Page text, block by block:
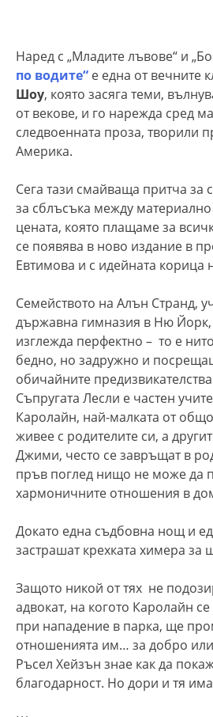
Наред с „Младите лъвове“ и
по водите“ е една от вечните
Шоу, която засяга теми,
от векове, и го нарежда сред
следвоенната проза, творили
Америка.
Сега тази смайваща притча за
за сблъсъка между материално
цената, която плащаме за
се появява в ново издание в
Евтимова и с идейната
Семейството на Алън Странд,
държавна гимназия в Ню
изглежда перфектно – то е
бедно, но задружно и
обичайните
Съпругата Лесли е частен
Каролайн, най-малката от
живее с родителите си, а
Джими, често се завръщат в
пръв поглед нищо не може да
хармоничните отношения в
Докато една съдбовна нощ и
застрашат крехката химера за
Защото никой от тях не
адвокат, на когото Каролайн
при нападение в парка, ще
отношенията им… за добро
Ръсел Хейзън знае как да
благодарност. Но дори и тя